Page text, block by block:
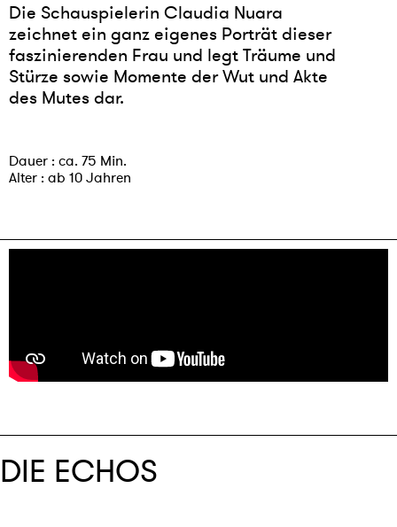
Die Schauspielerin Claudia Nuara
zeichnet ein ganz eigenes Porträt dieser
faszinierenden Frau und legt Träume und
Stürze sowie Momente der Wut und Akte
des Mutes dar.
Dauer : ca. 75 Min.
Alter : ab 10 Jahren
DIE ECHOS